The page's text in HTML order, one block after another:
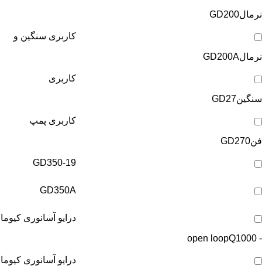
نرمالGD200
کاربری سنگین و
نرمالGD200A
کاربری
سنگینGD27
کاربری پمپ
فنGD270
GD350-19
GD350A
درایو آسانوری کیوما
- open loop
Q1000
درایو آسانوری کیوما